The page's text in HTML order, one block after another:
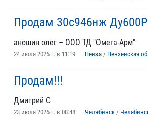
Продам 30с946нж
аношин олег – ООО ТД "Омега-Арм"
24 июля 2026 г. в 11:19 Пенза / Пензенская
Продам!!!
Дмитрий С
23 июля 2026 г. в 08:48 Челябинск /